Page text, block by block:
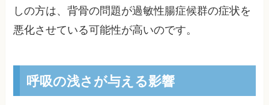
しの方は、背骨の問題が過敏性腸症候群の症状を
悪化させている可能性が高いのです。
呼吸の浅さが与える影響